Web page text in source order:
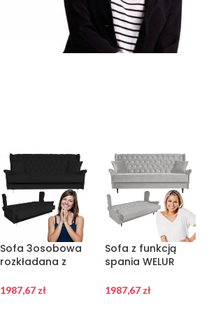
Sofa 3osobowa
rozkładana z
WELUR czarna
1987,67zł
Sofa z funkcją
spania WELUR
rozkładana szara
1987,67zł